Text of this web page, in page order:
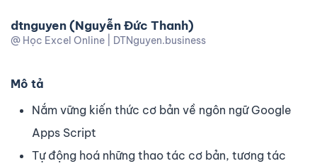
dtnguyen (Nguyễn Đức Thanh)
@ Học Excel Online | DTNguyen.business
Mô tả
Nắm vững kiến thức cơ bản về ngôn ngữ Google
Apps Script
Tự động hoá những thao tác cơ bản, tương tác